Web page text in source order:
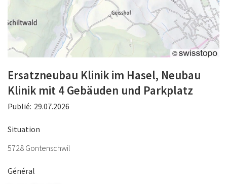
Ersatzneubau Klinik im Hasel, Neubau
Klinik mit 4 Gebäuden und Parkplatz
Publié: 29.07.2026
Situation
5728 Gontenschwil
Général